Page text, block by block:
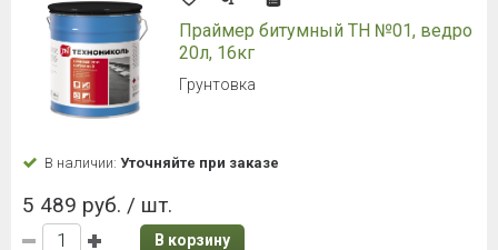
Праймер битумный ТН №01, ведро
20л, 16кг
Грунтовка
В наличии: Уточняйте при заказе
5 489 руб. / шт.
В корзину